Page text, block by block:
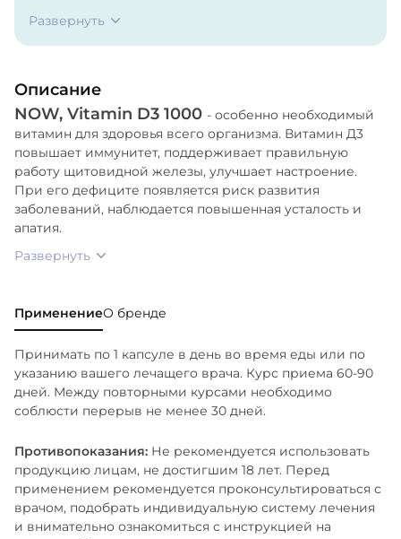
желатин, глицерин, вода).
Развернуть
Описание
NOW, Vitamin D3 1000 - особенно необходимый
витамин для здоровья всего организма. Витамин Д3
повышает иммунитет, поддерживает правильную
работу щитовидной железы, улучшает настроение.
При его дефиците появляется риск развития
заболеваний, наблюдается повышенная усталость и
апатия.
Развернуть
ПрименениеО бренде
Принимать по 1 капсуле в день во время еды или по
указанию вашего лечащего врача. Курс приема 60-90
дней. Между повторными курсами необходимо
соблюсти перерыв не менее 30 дней.
Противопоказания: Не рекомендуется использовать
продукцию лицам, не достигшим 18 лет. Перед
применением рекомендуется проконсультироваться с
врачом, подобрать индивидуальную систему лечения
и внимательно ознакомиться с инструкцией на